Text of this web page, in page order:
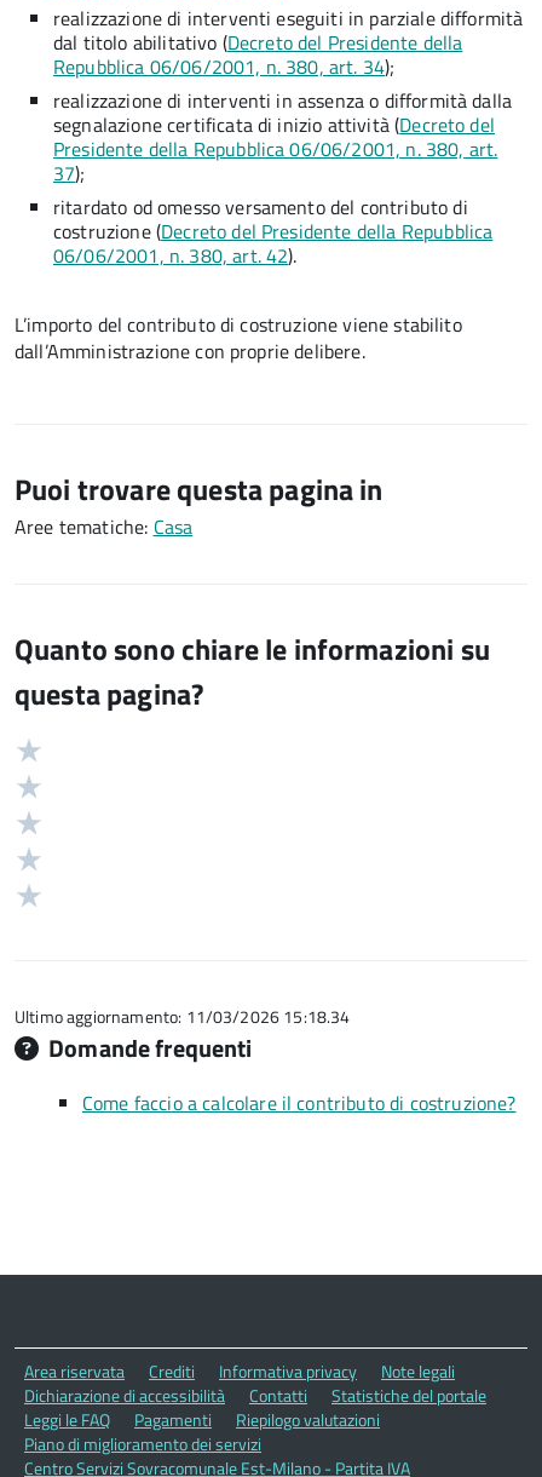
realizzazione di interventi eseguiti in parziale difformità
dal titolo abilitativo (Decreto del Presidente della
Repubblica 06/06/2001, n. 380, art. 34);
realizzazione di interventi in assenza o difformità dalla
segnalazione certificata di inizio attività (Decreto del
Presidente della Repubblica 06/06/2001, n. 380, art.
37);
ritardato od omesso versamento del contributo di
costruzione (Decreto del Presidente della Repubblica
06/06/2001, n. 380, art. 42).
L’importo del contributo di costruzione viene stabilito
dall’Amministrazione con proprie delibere.
Puoi trovare questa pagina in
Aree tematiche: Casa
Quanto sono chiare le informazioni su
questa pagina?
Valutazione
5
Ultimo aggiornamento: 11/03/2026 15:18.34
Domande frequenti
Come faccio a calcolare il contributo di costruzione?
Area riservata Crediti Informativa privacy
Note legali
Dichiarazione di accessibilità
Contatti
Statistiche del portale
Leggi le FAQ
Pagamenti
Riepilogo valutazioni
Piano di miglioramento dei servizi
Centro Servizi Sovracomunale Est-Milano - Partita IVA